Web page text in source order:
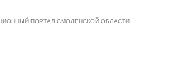
ПОРТАЛ СМОЛЕНСКОЙ ОБЛАСТИ